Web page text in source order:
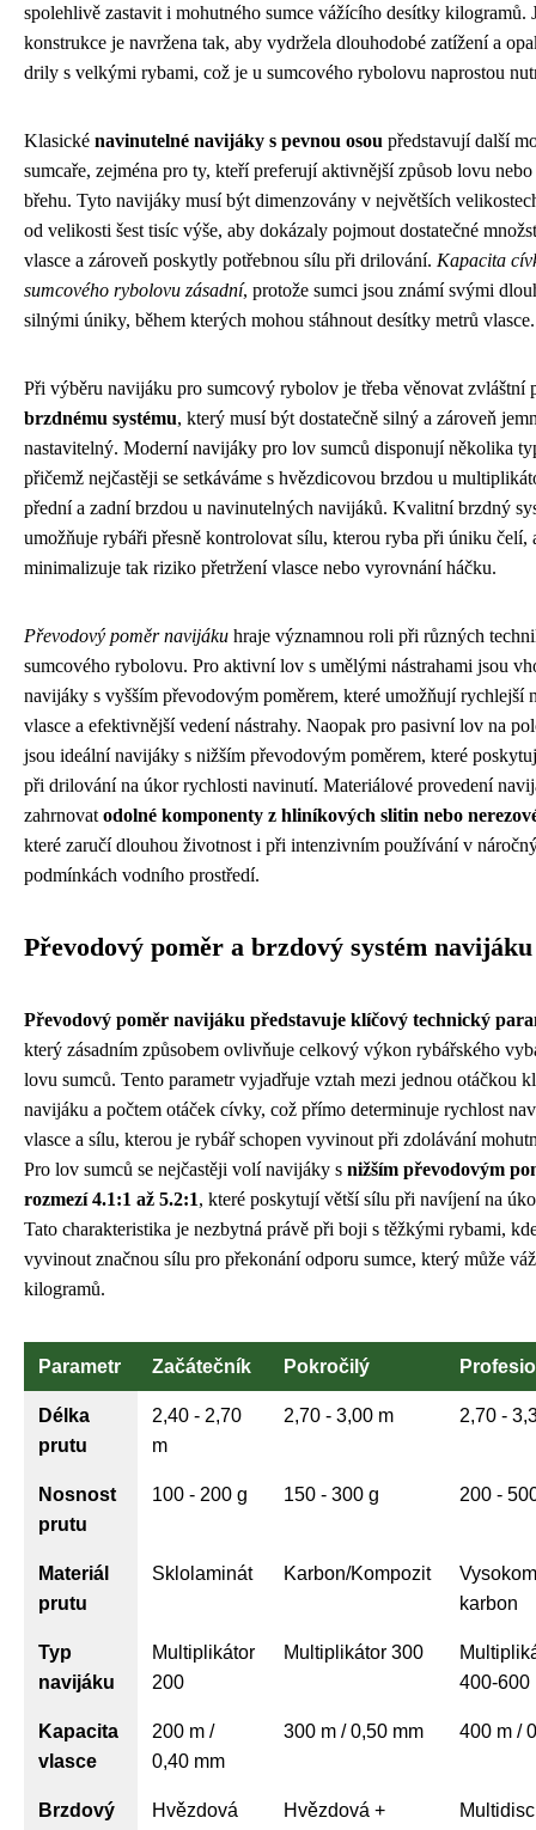
spolehlivě zastavit i mohutného sumce vážícího desítky kilogramů.
konstrukce je navržena tak, aby vydržela dlouhodobé zatížení a
drily s velkými rybami, což je u sumcového rybolovu naprostou
Klasické navinutelné navijáky s pevnou osou představují další
sumcaře, zejména pro ty, kteří preferují aktivnější způsob lovu
břehu. Tyto navijáky musí být dimenzovány v největších
od velikosti šest tisíc výše, aby dokázaly pojmout dostatečné
vlasce a zároveň poskytly potřebnou sílu při drilování. Kapacita
sumcového rybolovu zásadní, protože sumci jsou známí svými
silnými úniky, během kterých mohou stáhnout desítky metrů vlasce.
Při výběru navijáku pro sumcový rybolov je třeba věnovat zvláštní
brzdnému systému, který musí být dostatečně silný a zároveň
nastavitelný. Moderní navijáky pro lov sumců disponují několika
přičemž nejčastěji se setkáváme s hvězdicovou brzdou u
přední a zadní brzdou u navinutelných navijáků. Kvalitní brzdný
umožňuje rybáři přesně kontrolovat sílu, kterou ryba při úniku čelí,
minimalizuje tak riziko přetržení vlasce nebo vyrovnání háčku.
Převodový poměr navijáku hraje významnou roli při různých
sumcového rybolovu. Pro aktivní lov s umělými nástrahami jsou
navijáky s vyšším převodovým poměrem, které umožňují rychlejší
vlasce a efektivnější vedení nástrahy. Naopak pro pasivní lov na
jsou ideální navijáky s nižším převodovým poměrem, které
při drilování na úkor rychlosti navinutí. Materiálové provedení
zahrnovat odolné komponenty z hliníkových slitin nebo
které zaručí dlouhou životnost i při intenzivním používání v
podmínkách vodního prostředí.
Převodový poměr a brzdový systém navijáku
Převodový poměr navijáku představuje klíčový technický
který zásadním způsobem ovlivňuje celkový výkon rybářského
lovu sumců. Tento parametr vyjadřuje vztah mezi jednou otáčkou
navijáku a počtem otáček cívky, což přímo determinuje rychlost
vlasce a sílu, kterou je rybář schopen vyvinout při zdolávání
Pro lov sumců se nejčastěji volí navijáky s nižším převodovým
rozmezí 4.1:1 až 5.2:1, které poskytují větší sílu při navíjení na
Tato charakteristika je nezbytná právě při boji s těžkými rybami,
vyvinout značnou sílu pro překonání odporu sumce, který může
kilogramů.
Parametr Začátečník Pokročilý
Délka
prutu
2,40 - 2,70
m
2,70 - 3,00 m 2,70 -
Nosnost
prutu
100 - 200 g 150 - 300 g 200 -
Materiál
prutu
Sklolaminát Karbon/Kompozit
karbon
Typ
navijáku
Multiplikátor
200
Multiplikátor 300
400-600
Kapacita
vlasce
200 m /
0,40 mm
300 m / 0,50 mm 400 m /
Brzdový
Hvězdová
Hvězdová +